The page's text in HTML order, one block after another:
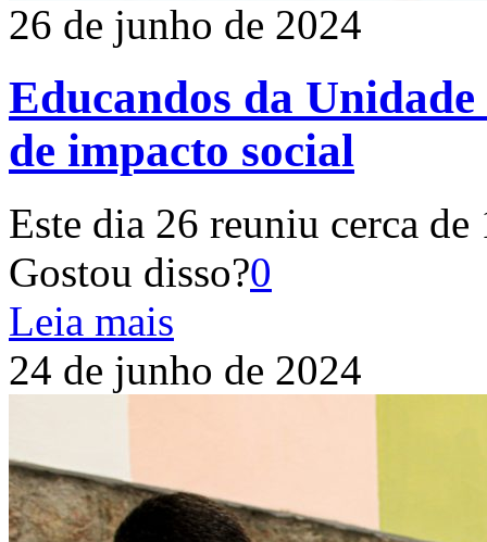
26 de junho de 2024
Educandos da
de impacto social
Este dia 26 reuniu cerca de
Gostou disso?0
Leia mais
24 de junho de 2024